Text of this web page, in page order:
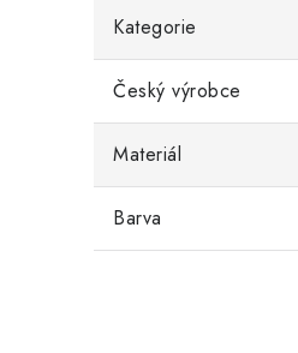
Kategorie
Český výrobce
Materiál
Barva